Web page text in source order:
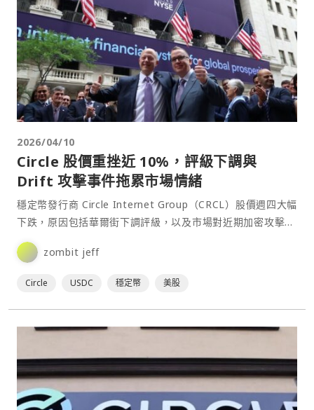
2026/04/10
Circle 股價重挫近 10%，評級下調與
Drift 攻擊事件拖累市場情緒
穩定幣發行商 Circle Internet Group（CRCL）股價週四大幅
下跌，原因包括華爾街下調評級，以及市場對近期加密攻擊事
件相關法律調查的擔憂。⋯
zombit jeff
Circle USDC 穩定幣 美股